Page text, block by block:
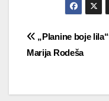
Navigacija
objava
„Planine boje lila“
Marija Rodeša